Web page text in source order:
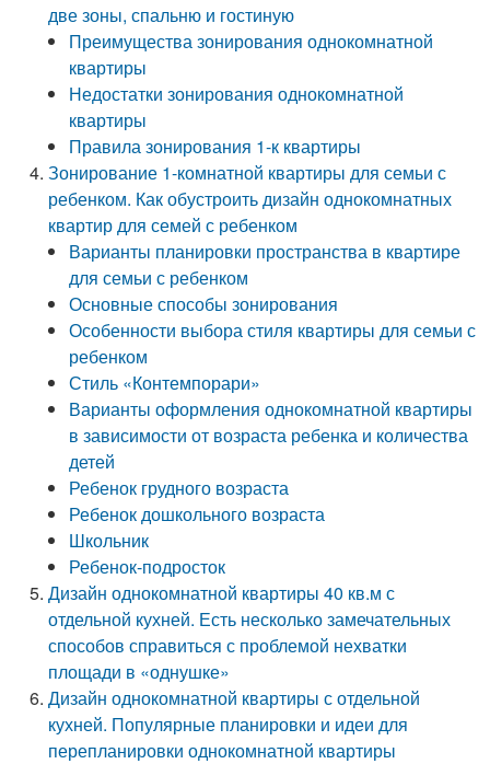
две зоны, спальню и гостиную
Преимущества зонирования однокомнатной
квартиры
Недостатки зонирования однокомнатной
квартиры
Правила зонирования 1-к квартиры
Зонирование 1-комнатной квартиры для семьи с
ребенком. Как обустроить дизайн однокомнатных
квартир для семей с ребенком
Варианты планировки пространства в квартире
для семьи с ребенком
Основные способы зонирования
Особенности выбора стиля квартиры для семьи с
ребенком
Стиль «Контемпорари»
Варианты оформления однокомнатной квартиры
в зависимости от возраста ребенка и количества
детей
Ребенок грудного возраста
Ребенок дошкольного возраста
Школьник
Ребенок-подросток
Дизайн однокомнатной квартиры 40 кв.м с
отдельной кухней. Есть несколько замечательных
способов справиться с проблемой нехватки
площади в «однушке»
Дизайн однокомнатной квартиры с отдельной
кухней. Популярные планировки и идеи для
перепланировки однокомнатной квартиры